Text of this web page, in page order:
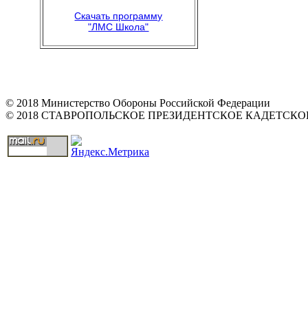
Скачать программу
"ЛМС Школа"
© 2018 Министерство Обороны Российской Федерации
© 2018 СТАВРОПОЛЬСКОЕ ПРЕЗИДЕНТСКОЕ